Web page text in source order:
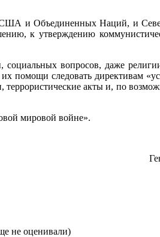
США и Объединенных На­ций, и
к утверждению
социальных вопросов, даже
помощи следовать директивам
акты и, по
мировой войне».
не оценивали)